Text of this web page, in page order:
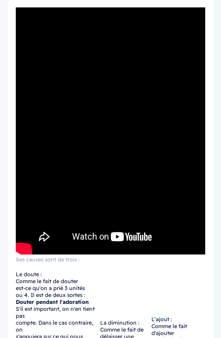
Ses causes sont de trois :
Le doute :
Comme le fait de douter
est-ce qu'on a prié 3 unités
ou 4. Il est de deux sortes :
Douter pendant l'adoration
S'il est important, on n'en tient
pas
compte. Dans le cas contraire,
on
s'appuiera sur ce qui nous
La diminution :
Comme le fait de
délaisser une
L’ajout :
Comme le fait
d'ajouter